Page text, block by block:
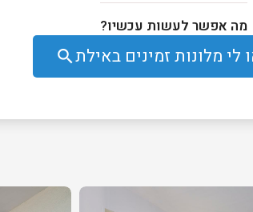
מה אפשר לעשות עכשיו?
לי מלונות זמינים באילתsearch